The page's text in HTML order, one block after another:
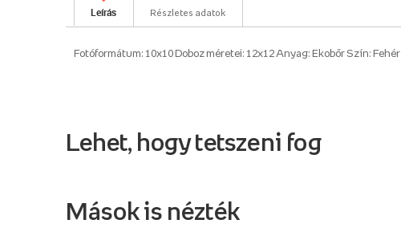
Leírás Részletes adatok
Fotóformátum: 10x10 Doboz méretei: 12x12 Anyag: Ekobőr Szín: Fehér
Lehet, hogy tetszeni fog
Mások is nézték